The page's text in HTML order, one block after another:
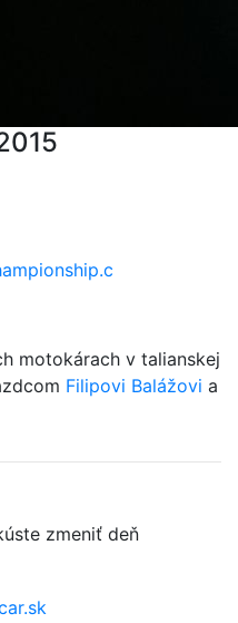
motokárach v talianskej
Filipovi Balážovi a
zmeniť deň